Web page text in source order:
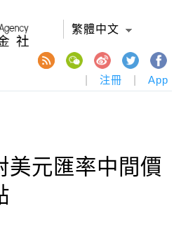
繁體中文
注冊 App
美元匯率中間價